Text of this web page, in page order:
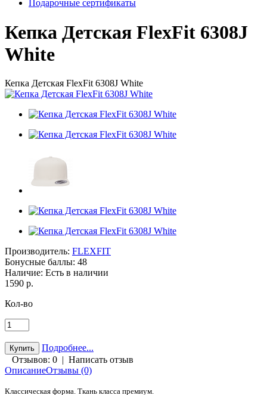
Подарочные сертификаты
Кепка Детская FlexFit 6308J
White
Кепка Детская FlexFit 6308J White
Производитель: FLEXFIT
Бонусные баллы: 48
Наличие: Есть в наличии
1590 р.
Кол-во
Подробнее...
Отзывов: 0 | Написать отзыв
ОписаниеОтзывы (0)
Классическая форма. Ткань класса премиум.